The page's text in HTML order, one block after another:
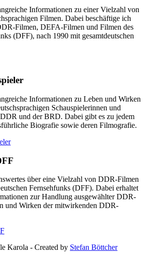
Informationen zu einer Vielzahl von
Filmen. Dabei beschäftige ich
Filmen, DEFA-Filmen und Filmen des
(DFF), nach 1990 mit gesamtdeutschen
Informationen zu Leben und Wirken
Schauspielerinnen und
DDR und der BRD. Dabei gibt es zu jedem
Biografie sowie deren Filmografie.
über eine Vielzahl von DDR-Filmen
Fernsehfunks (DFF). Dabei erhaltet
zur Handlung ausgewählter DDR-
und Wirken der mitwirkenden DDR-
Karola - Created by Stefan Böttcher